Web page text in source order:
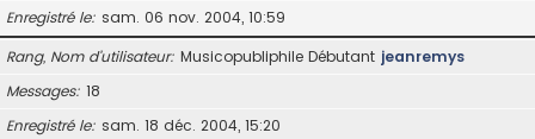
Enregistré le sam. 06 nov. 2004, 10:59
Rang, Nom d’utilisateur Musicopubliphile Débutant jeanremys
Messages 18
Enregistré le sam. 18 déc. 2004, 15:20